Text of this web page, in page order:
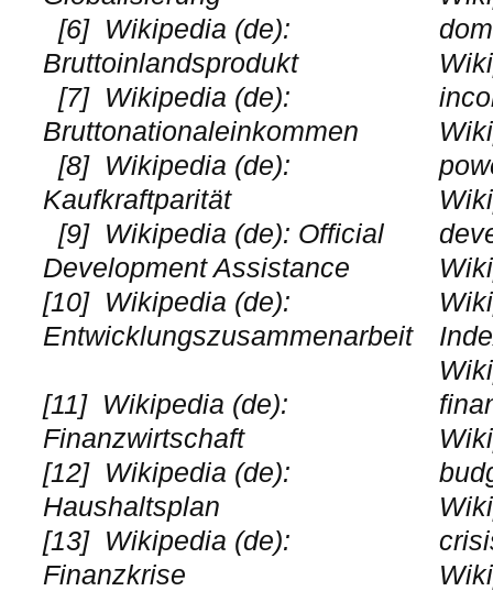
[6] Wikipedia (de):
Bruttoinlandsprodukt
[7] Wikipedia (de):
Bruttonationaleinkommen
[8] Wikipedia (de):
Kaufkraftparität
[9] Wikipedia (de): Official
Development Assistance
[10] Wikipedia (de):
Entwicklungszusammenarbeit
[11] Wikipedia (de):
Finanzwirtschaft
[12] Wikipedia (de):
Haushaltsplan
[13] Wikipedia (de):
Finanzkrise